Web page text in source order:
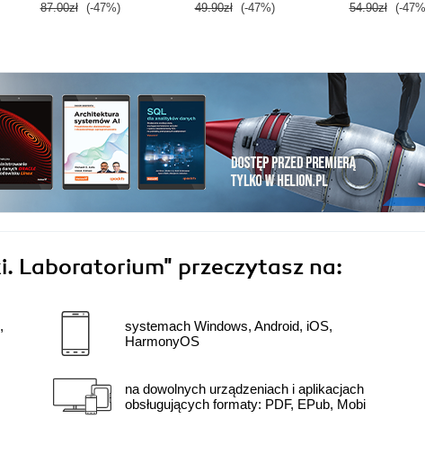
87.00zł (-47%) 49.90zł (-47%) 54.90zł (-
Laboratorium" przeczytasz na:
systemach Windows, Android, iOS,
HarmonyOS
na dowolnych urządzeniach i aplikacjach
obsługujących formaty: PDF, EPub, Mobi